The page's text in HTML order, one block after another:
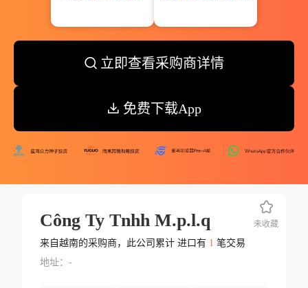
立即查看采购商详情
免费下载App
Công Ty Tnhh M.p.l.q
来自越南的采购商，此公司累计 进口有 1 笔交易
地址：-
未收藏